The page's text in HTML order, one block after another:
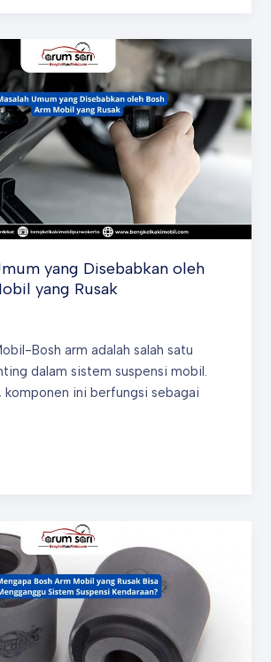
yang Disebabkan oleh
yang Rusak
Bosh arm adalah salah satu
dalam sistem suspensi mobil.
komponen ini berfungsi sebagai